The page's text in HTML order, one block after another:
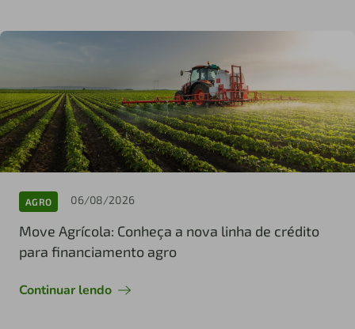
AGRO 06/08/2026
Move Agrícola: Conheça a nova linha de crédito
para financiamento agro
Continuar lendo